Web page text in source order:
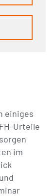
einiges
Urteile
im